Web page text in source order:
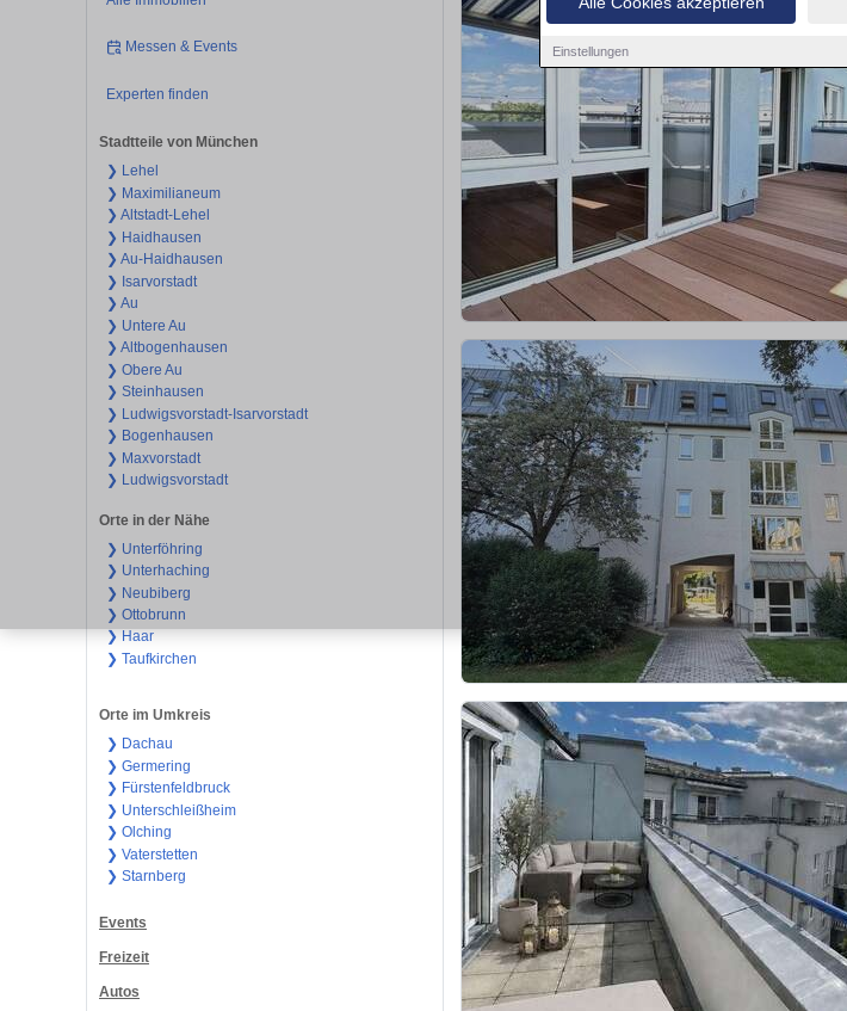
Einstellungen
Messen & Events
Experten finden
Stadtteile von München
❯ Lehel
❯ Maximilianeum
❯ Altstadt-Lehel
❯ Haidhausen
❯ Au-Haidhausen
❯ Isarvorstadt
❯ Au
❯ Untere Au
❯ Altbogenhausen
❯ Obere Au
❯ Steinhausen
❯ Ludwigsvorstadt-Isarvorstadt
❯ Bogenhausen
❯ Maxvorstadt
❯ Ludwigsvorstadt
Orte in der Nähe
❯ Unterföhring
❯ Unterhaching
❯ Neubiberg
❯ Ottobrunn
❯ Haar
❯ Taufkirchen
Orte im Umkreis
❯ Dachau
❯ Germering
❯ Fürstenfeldbruck
❯ Unterschleißheim
❯ Olching
❯ Vaterstetten
❯ Starnberg
Events
Freizeit
Autos